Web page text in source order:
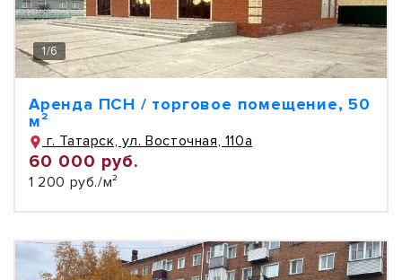
1/6
Аренда ПСН / торговое помещение, 50
м²
г. Татарск, ул. Восточная, 110а
60 000 руб.
1 200 руб./м²